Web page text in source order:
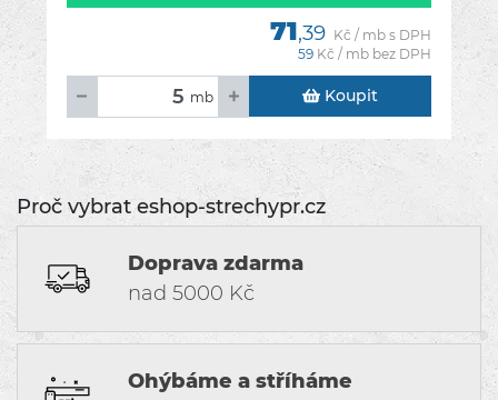
Proč vybrat eshop-strechypr.cz
Doprava zdarma
nad 5000 Kč
Ohýbáme a stříháme
71,39 Kč / mb s DPH
59 Kč / mb bez DPH
mb Koupit